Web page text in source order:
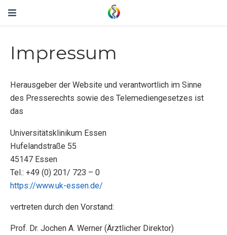
Impressum
Herausgeber der Website und verantwortlich im Sinne
des Presserechts sowie des Telemediengesetzes ist
das
Universitätsklinikum Essen
Hufelandstraße 55
45147 Essen
Tel.: +49 (0) 201/ 723 – 0
https://www.uk-essen.de/
vertreten durch den Vorstand:
Prof. Dr. Jochen A. Werner (Ärztlicher Direktor)